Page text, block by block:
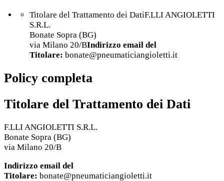
Titolare del Trattamento dei DatiF.LLI ANGIOLETTI
S.R.L.
Bonate Sopra (BG)
via Milano 20/BIndirizzo email del
Titolare: bonate@pneumaticiangioletti.it
Policy completa
Titolare del Trattamento dei Dati
F.LLI ANGIOLETTI S.R.L.
Bonate Sopra (BG)
via Milano 20/B
Indirizzo email del
Titolare: bonate@pneumaticiangioletti.it